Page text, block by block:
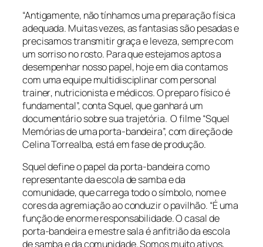
“Antigamente, não tínhamos uma preparação física
adequada. Muitas vezes, as fantasias são pesadas e
precisamos transmitir graça e leveza, sempre com
um sorriso no rosto. Para que estejamos aptos a
desempenhar nosso papel, hoje em dia contamos
com uma equipe multidisciplinar compersonal
trainer, nutricionista e médicos. O preparo físico é
fundamental”, conta Squel, que ganhará um
documentário sobre sua trajetória. O filme “Squel
Memórias de uma porta-bandeira”, com direção de
Celina Torrealba, está em fase de produção.
Squel define o papel da porta-bandeira como
representante da escola de samba e da
comunidade, que carrega todo o símbolo, nome e
cores da agremiação ao conduzir o pavilhão. “É uma
função de enorme responsabilidade. O casal de
porta-bandeira e mestre sala é anfitrião da escola
de samba e da comunidade. Somos muito ativos,